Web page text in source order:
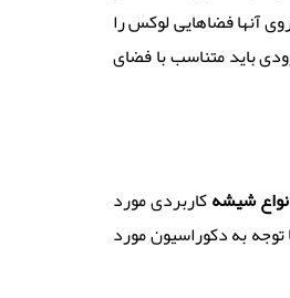
آنها فضاهایی لوکس را
باید متناسب با فضای
شیشه کاربردی مورد
توجه به دکوراسیون مورد